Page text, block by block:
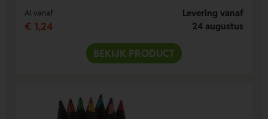
Al vanaf
€ 1,24
Levering vanaf
24 augustus
BEKIJK PRODUCT